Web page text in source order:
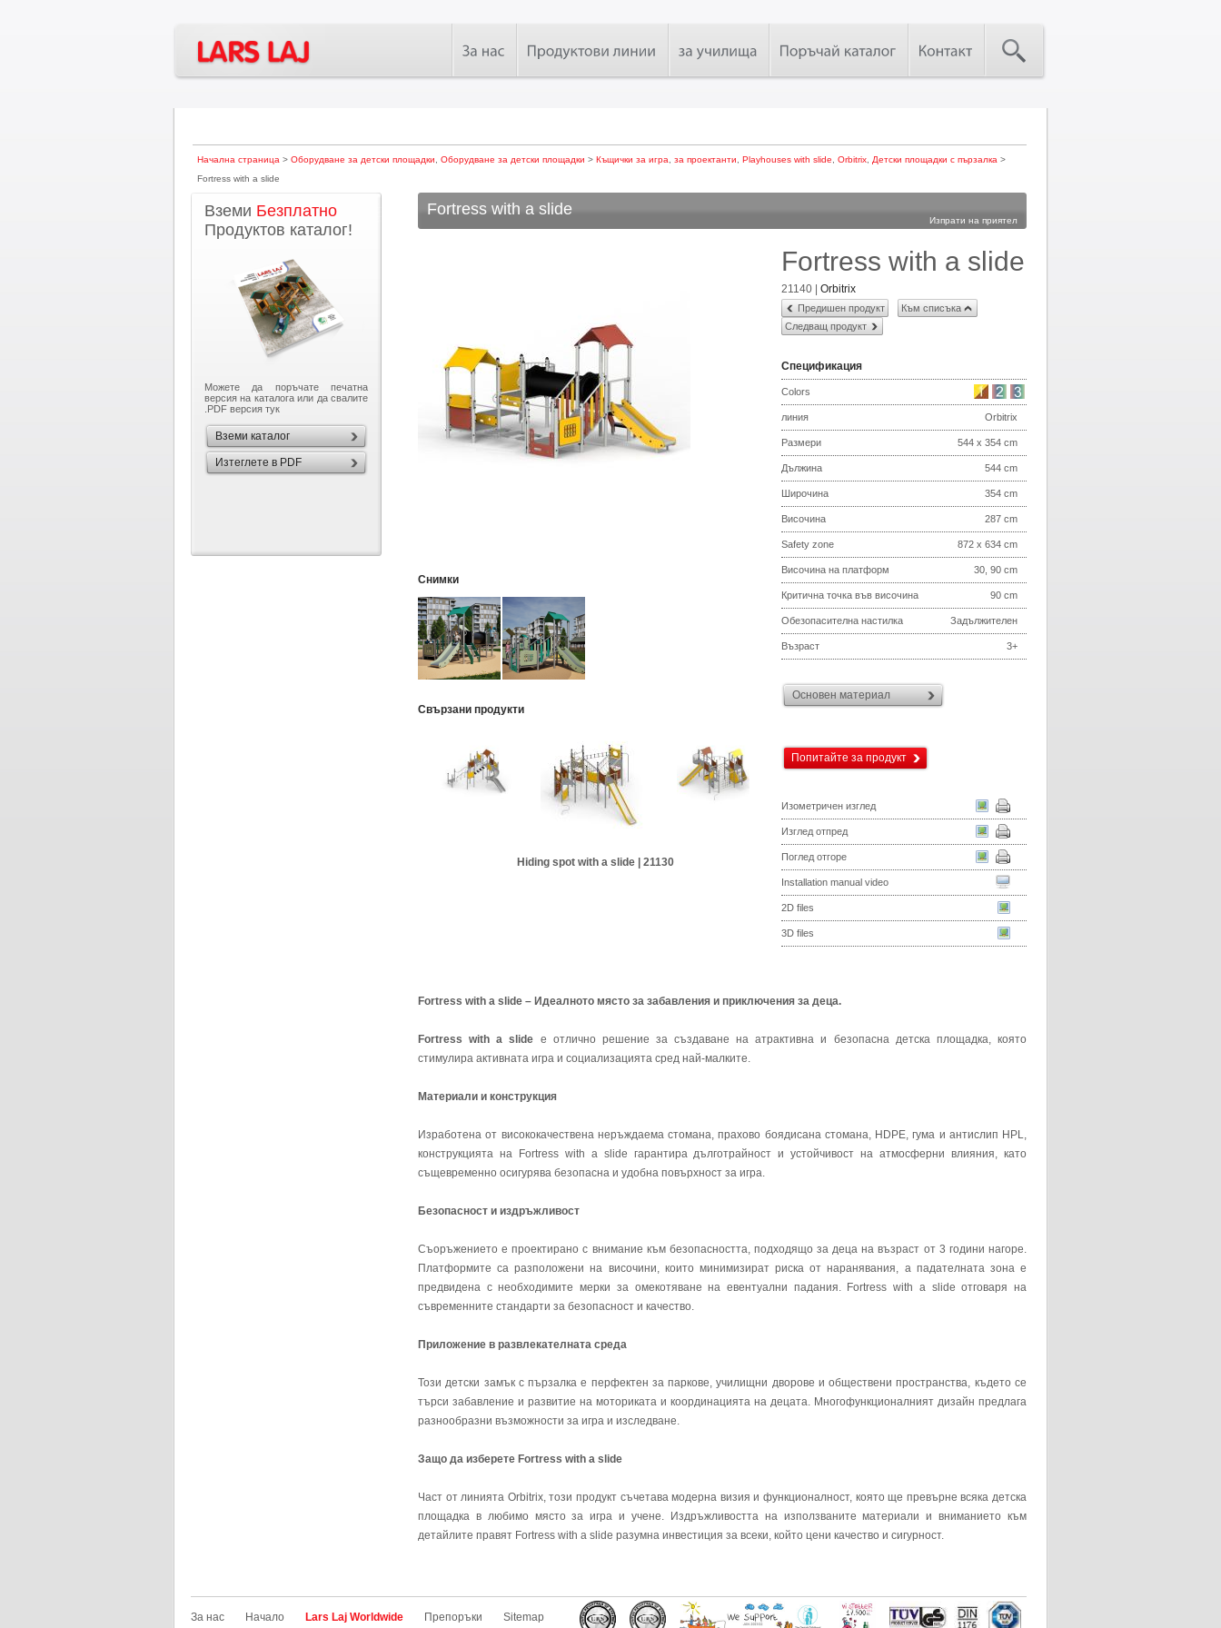
Начална страница > Оборудване за детски площадки Оборудване за детски площадки > Къщички за игра за проектанти Playhouses with slide Orbitrix Детски площадки с пързалка >
Fortress with a slide
Вземи Безплатно
Продуктов каталог!
Можете да поръчате печатна
версия на каталога или да свалите
.PDF версия тук
Вземи каталог
Изтеглете в PDF
Fortress with a slide
Изпрати на приятел
Снимки
Свързани продукти
Hiding spot with a slide | 21130
Fortress with a slide
21140 Orbitrix
Предишен продукт
Към списъка
Следващ продукт
Спецификация
Colors
линия Orbitrix
Размери 544 x 354 cm
Дължина 544 cm
Широчина 354 cm
Височина 287 cm
Safety zone 872 x 634 cm
Височина на платформ 30, 90 cm
Критична точка във височина 90 cm
Обезопасителна настилка Задължителен
Възраст 3+
Основен материал
Попитайте за продукт
Изометричен изглед
Изглед отпред
Поглед отгоре
Installation manual video
2D files
3D files
Fortress with a slide – Идеалното място за забавления и приключения за деца.
Fortress with a slide е отлично решение за създаване на атрактивна и безопасна детска площадка, която
стимулира активната игра и социализацията сред най-малките.
Материали и конструкция
Изработена от висококачествена неръждаема стомана, прахово боядисана стомана, HDPE, гума и антислип HPL,
конструкцията на Fortress with a slide гарантира дълготрайност и устойчивост на атмосферни влияния, като
същевременно осигурява безопасна и удобна повърхност за игра.
Безопасност и издръжливост
Съоръжението е проектирано с внимание към безопасността, подходящо за деца на възраст от 3 години нагоре.
Платформите са разположени на височини, които минимизират риска от наранявания, а падателната зона е
предвидена с необходимите мерки за омекотяване на евентуални падания. Fortress with a slide отговаря на
съвременните стандарти за безопасност и качество.
Приложение в развлекателната среда
Този детски замък с пързалка е перфектен за паркове, училищни дворове и обществени пространства, където се
търси забавление и развитие на моториката и координацията на децата. Многофункционалният дизайн предлага
разнообразни възможности за игра и изследване.
Защо да изберете Fortress with a slide
Част от линията Orbitrix, този продукт съчетава модерна визия и функционалност, която ще превърне всяка детска
площадка в любимо място за игра и учене. Издръжливостта на използваните материали и вниманието към
детайлите правят Fortress with a slide разумна инвестиция за всеки, който цени качество и сигурност.
За нас Начало Lars Laj Worldwide Препоръки Sitemap